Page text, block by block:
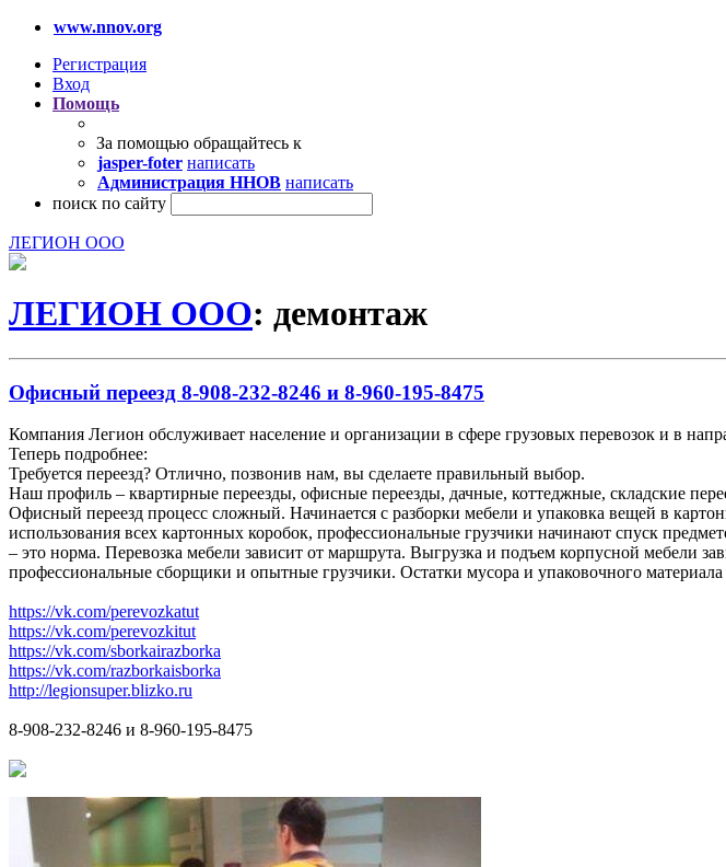
www.nnov.org
Регистрация
Вход
Помощь
За помощью обращайтесь к
jasper-foter написать
Администрация ННОВ написать
поиск по сайту
ЛЕГИОН ООО
ЛЕГИОН ООО: демонтаж
Офисный переезд 8-908-232-8246 и 8-960-195-8475
Компания Легион обслуживает население и организации в сфере грузовых перевозок и в
Теперь подробнее:
Требуется переезд? Отлично, позвонив нам, вы сделаете правильный выбор.
Наш профиль – квартирные переезды, офисные переезды, дачные, коттеджные, складские
Офисный переезд процесс сложный. Начинается с разборки мебели и упаковка вещей в
использования всех картонных коробок, профессиональные грузчики начинают спуск
– это норма. Перевозка мебели зависит от маршрута. Выгрузка и подъем корпусной мебели
профессиональные сборщики и опытные грузчики. Остатки мусора и упаковочного материала
https://vk.com/perevozkatut
https://vk.com/perevozkitut
https://vk.com/sborkairazborka
https://vk.com/razborkaisborka
http://legionsuper.blizko.ru
8-908-232-8246 и 8-960-195-8475